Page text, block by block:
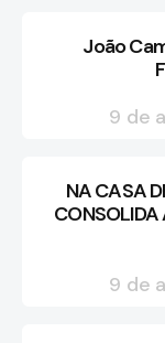
João
9 de
NA CASA
CONSOLIDA
9 de